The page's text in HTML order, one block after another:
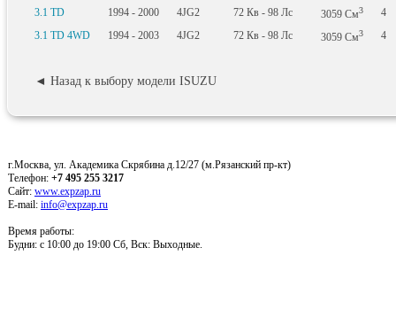
3.1 TD
1994 - 2000 4JG2 72 Кв - 98 Лс 3059 См3
4
3.1 TD 4WD
1994 - 2003 4JG2 72 Кв - 98 Лс 3059 См3 4
◄ Назад к выбору модели ISUZU
г.Москва, ул. Академика Скрябина д.12/27 (м.Рязанский пр-кт)
Телефон: +7 495 255 3217
Сайт: www.expzap.ru
E-mail: info@expzap.ru
Время работы:
Будни: c 10:00 до 19:00 Сб, Вск: Выходные.